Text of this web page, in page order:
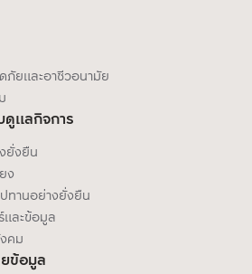
ภัยและอาชีวอนามัย
ดูแลกิจการ
ยั่งยืน
ง
ทานอย่างยั่งยืน
และข้อมูล
คม
ยข้อมูล